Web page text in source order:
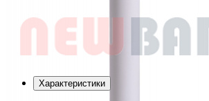
Характеристики